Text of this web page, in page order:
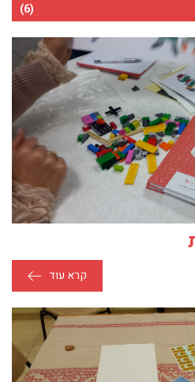
קרא עוד